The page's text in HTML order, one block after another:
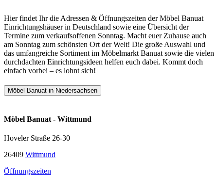
Hier findet Ihr die Adressen & Öffnungszeiten der Möbel Banuat
Einrichtungshäuser in Deutschland sowie eine Übersicht der
Termine zum verkaufsoffenen Sonntag. Macht euer Zuhause auch
am Sonntag zum schönsten Ort der Welt! Die große Auswahl und
das umfangreiche Sortiment im Möbelmarkt Banuat sowie die vielen
durchdachten Einrichtungsideen helfen euch dabei. Kommt doch
einfach vorbei – es lohnt sich!
Möbel Banuat in Niedersachsen
Möbel Banuat - Wittmund
Hoveler Straße 26-30
26409 Wittmund
Öffnungszeiten